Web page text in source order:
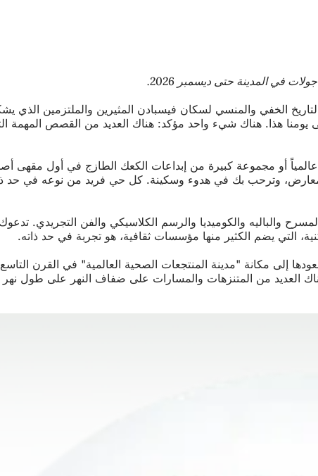
الخفي والمنسي لسكان فيسبادن المثيرين والملتزمين الذي
يومنا هذا. هناك شيء واحد مؤكد: هناك العديد من القصص
أو مجموعة كبيرة من إبداعات الكعك الطازج في أول مقهى
وترحب بك في هدوء وسكينة. كل حي فريد من نوعه في حد ذاته،
والباليه والكوميديا والرسم الكلاسيكي والفن التجريدي.
التي يضم الكثير منها مؤسسات ثقافية، هو تجربة في حد ذاته.
العديد من المتنزهات والمسارات على ضفاف النهر على طول نهر